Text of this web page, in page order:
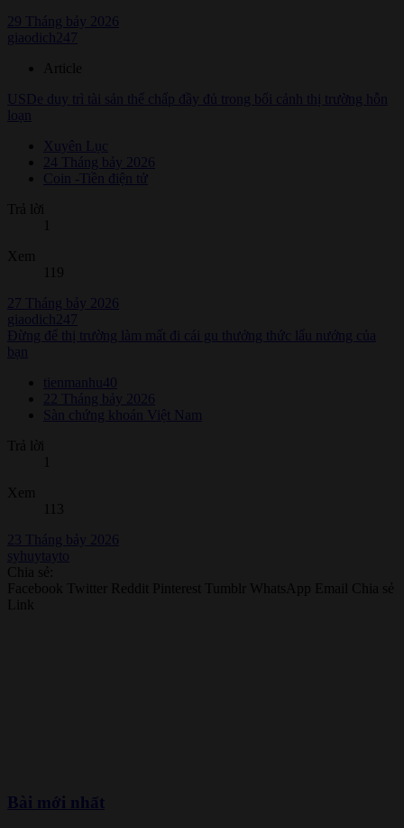
29 Tháng bảy 2026
giaodich247
Article
USDe duy trì tài sản thế chấp đầy đủ trong bối cảnh thị trường hỗn
loạn
Xuyên Lục
24 Tháng bảy 2026
Coin -Tiền điện tử
Trả lời
Xem
119
27 Tháng bảy 2026
giaodich247
Đừng để thị trường làm mất đi cái gu thưởng thức lẩu nướng của
bạn
tienmanhu40
22 Tháng bảy 2026
Sàn chứng khoán Việt Nam
Trả lời
Xem
113
23 Tháng bảy 2026
syhuytayto
Chia sẻ:
Facebook Twitter Reddit Pinterest Tumblr WhatsApp Email
Chia sẻ
Link
Bài mới nhất